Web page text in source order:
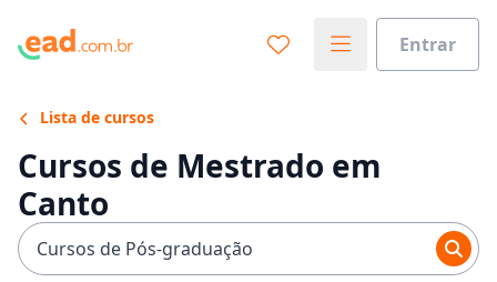
Entrar
Lista de cursos
Cursos de Mestrado em
Canto
Cursos de Pós-graduação